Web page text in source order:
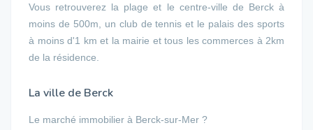
Vous retrouverez la plage et le centre-ville de Berck à
moins de 500m, un club de tennis et le palais des sports
à moins d'1 km et la mairie et tous les commerces à 2km
de la résidence.
La ville de Berck
Le marché immobilier à Berck-sur-Mer ?